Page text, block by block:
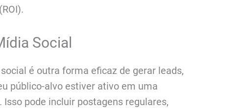
Social
é outra forma eficaz de gerar leads,
público-alvo estiver ativo em uma
pode incluir postagens regulares,